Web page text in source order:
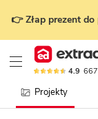
👉 Złap prezent
4.9 667
Projekty